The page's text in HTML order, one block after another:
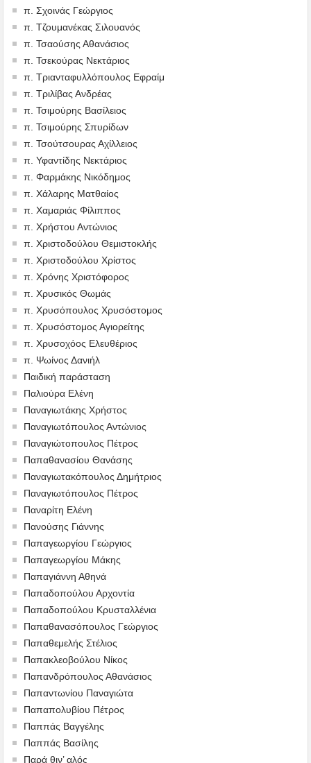
π. Σχοινάς Γεώργιος
π. Τζουμανέκας Σιλουανός
π. Τσαούσης Αθανάσιος
π. Τσεκούρας Νεκτάριος
π. Τριανταφυλλόπουλος Εφραίμ
π. Τριλίβας Ανδρέας
π. Τσιμούρης Βασίλειος
π. Τσιμούρης Σπυρίδων
π. Τσούτσουρας Αχίλλειος
π. Υφαντίδης Νεκτάριος
π. Φαρμάκης Νικόδημος
π. Χάλαρης Ματθαίος
π. Χαμαριάς Φίλιππος
π. Χρήστου Αντώνιος
π. Χριστοδούλου Θεμιστοκλής
π. Χριστοδούλου Χρίστος
π. Χρόνης Χριστόφορος
π. Χρυσικός Θωμάς
π. Χρυσόπουλος Χρυσόστομος
π. Χρυσόστομος Αγιορείτης
π. Χρυσοχόος Ελευθέριος
π. Ψωίνος Δανιήλ
Παιδική παράσταση
Παλιούρα Ελένη
Παναγιωτάκης Χρήστος
Παναγιωτόπουλος Αντώνιος
Παναγιώτοπουλος Πέτρος
Παπαθανασίου Θανάσης
Παναγιωτακόπουλος Δημήτριος
Παναγιωτόπουλος Πέτρος
Παναρίτη Ελένη
Πανούσης Γιάννης
Παπαγεωργίου Γεώργιος
Παπαγεωργίου Μάκης
Παπαγιάννη Αθηνά
Παπαδοπούλου Αρχοντία
Παπαδοπούλου Κρυσταλλένια
Παπαθανασόπουλος Γεώργιος
Παπαθεμελής Στέλιος
Παπακλεοβούλου Νίκος
Παπανδρόπουλος Αθανάσιος
Παπαντωνίου Παναγιώτα
Παπαπολυβίου Πέτρος
Παππάς Βαγγέλης
Παππάς Βασίλης
Παρά θιν’ αλός